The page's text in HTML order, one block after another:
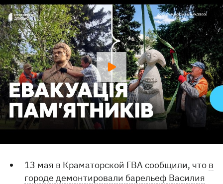
13 мая в Краматорской ГВА сообщили, что в
городе демонтировали барельеф Василия